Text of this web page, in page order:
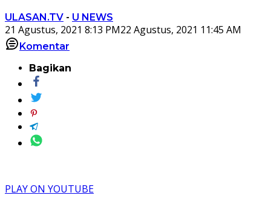
ULASAN.TV - U NEWS
21 Agustus, 2021 8:13 PM22 Agustus, 2021 11:45 AM
Komentar
Bagikan
PLAY ON YOUTUBE